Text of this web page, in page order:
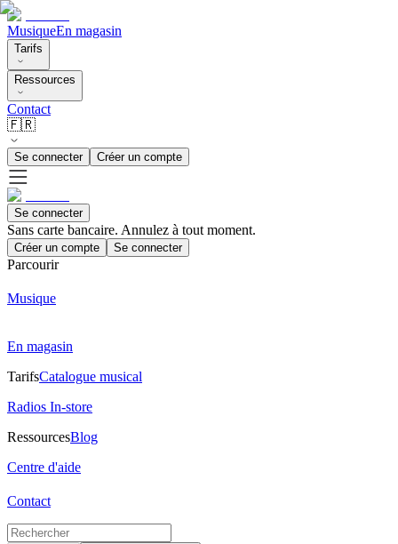
MusiqueEn magasin
Tarifs
Ressources
Contact
🇫🇷
Se connecter Créer un compte
Se connecter
Sans carte bancaire. Annulez à tout moment.
Créer un compte Se connecter
Parcourir
Musique
En magasin
TarifsCatalogue musical
Radios In-store
RessourcesBlog
Centre d'aide
Contact